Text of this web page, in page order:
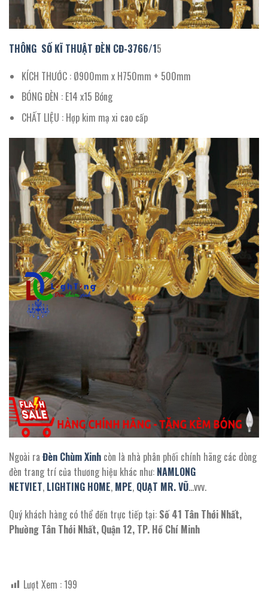
THÔNG SỐ KĨ THUẬT ĐÈN CĐ-3766/15
KÍCH THƯỚC : Ø900mm x H750mm + 500mm
BÓNG ĐÈN : E14 x15 Bóng
CHẤT LIỆU : Hợp kim mạ xi cao cấp
Ngoài ra Đèn Chùm Xinh còn là nhà phân phối chính hãng các dòng
đèn trang trí của thương hiệu khác như: NAMLONG
NETVIET, LIGHTING HOME, MPE, QUẠT MR. VŨ…vvv.
Quý khách hàng có thể đến trực tiếp tại: Số 41 Tân Thới Nhất,
Phường Tân Thới Nhất, Quận 12, TP. Hồ Chí Minh
Lượt Xem :199